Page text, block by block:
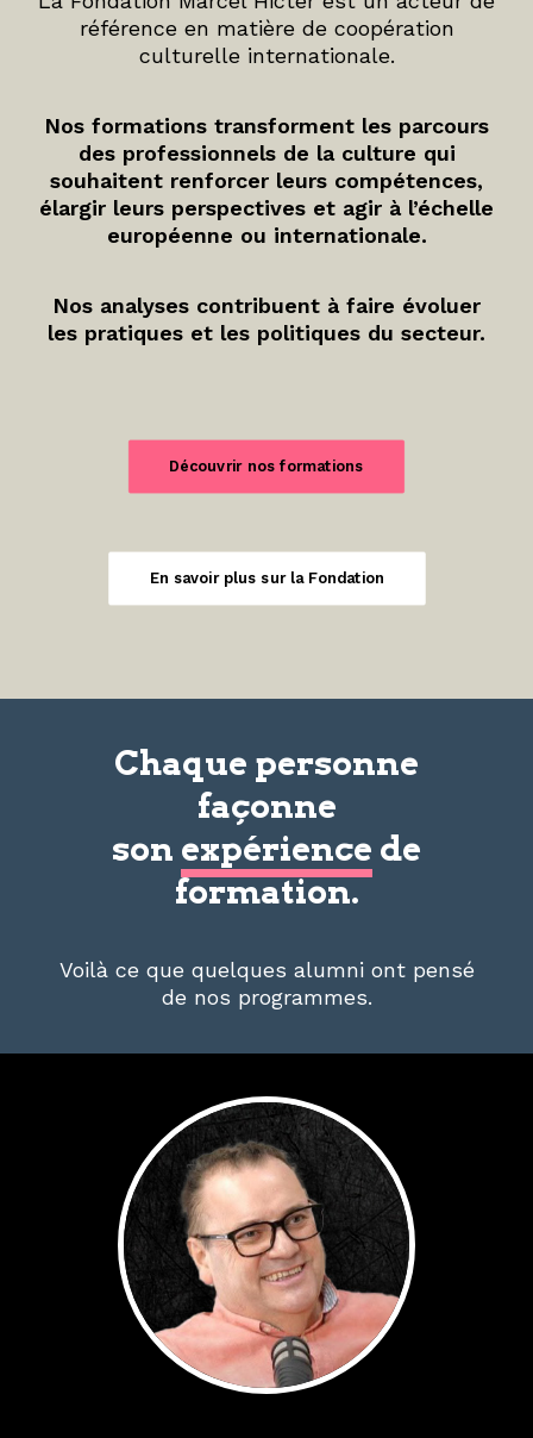
référence en matière de coopération
culturelle internationale.
Nos formations transforment les parcours
des professionnels de la culture qui
souhaitent renforcer leurs compétences,
élargir leurs perspectives et agir à l’échelle
européenne ou internationale.
Nos analyses contribuent à faire évoluer
les pratiques et les politiques du secteur.
Découvrir nos formations
En savoir plus sur la Fondation
Chaque personne
façonne
son expérience de
formation.
Voilà ce que quelques alumni ont pensé
de nos programmes.